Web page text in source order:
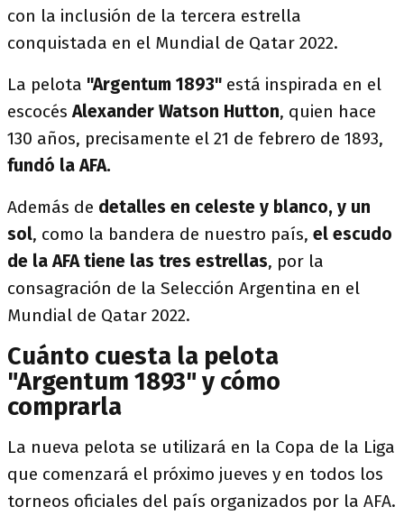
con la inclusión de la tercera estrella
conquistada en el Mundial de Qatar 2022.
La pelota "Argentum 1893" está inspirada en el
escocésAlexander Watson Hutton, quien hace
130 años, precisamente el 21 de febrero de 1893,
fundó la AFA.
Además de detalles en celeste y blanco, y un
sol, como la bandera de nuestro país, el escudo
de la AFA tiene las tres estrellas, por la
consagración de la Selección Argentina en el
Mundial de Qatar 2022.
Cuánto cuesta la pelota
"Argentum 1893" y cómo
comprarla
La nueva pelota se utilizará en la Copa de la Liga
que comenzará el próximo jueves y en todos los
torneos oficiales del país organizados por la AFA.